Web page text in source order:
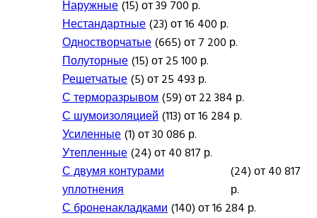
Наружные(15) от 39 700 р.
Нестандартные(23) от 16 400 р.
Одностворчатые(665) от 7 200 р.
Полуторные(15) от 25 100 р.
Решетчатые(5) от 25 493 р.
С терморазрывом(59) от 22 384 р.
С шумоизоляцией(113) от 16 284 р.
Усиленные(1) от 30 086 р.
Утепленные(24) от 40 817 р.
С двумя контурами
уплотнения
(24) от 40 817
р.
С броненакладками(140) от 16 284 р.